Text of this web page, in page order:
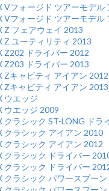
Vフォージド ツアーモデル
Vフォージド ツアーモデル
Z フェアウェイ 2013
Z ユーティリティ 2013
Z202 ドライバー 2012
Z203 ドライバー 2013
Zキャビティ アイアン 2012
Zキャビティ アイアン 2013
ウエッジ
ウエッジ 2009
クラシック ST-LONG ドラ
クラシック アイアン 2010
クラシック アイアン 2012
クラシック ドライバー
クラシック ドライバー
クラシック パワースプー